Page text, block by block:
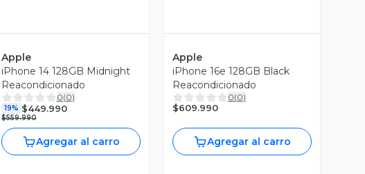
Apple
iPhone 14 128GB Midnight
Reacondicionado
0(0)
19% $449.990
$559.990
Agregar al carro
Apple
iPhone 16e 128GB Black
Reacondicionado
0(0)
$609.990
Agregar al carro